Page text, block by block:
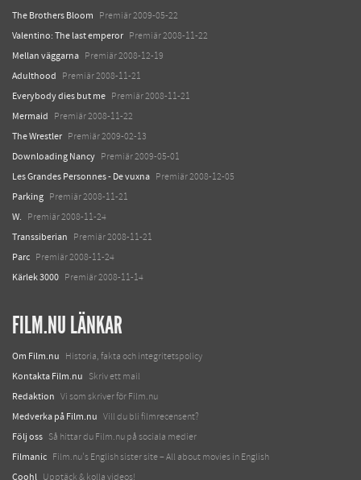
The Brothers Bloom Premiär 2009-05-22
Valentino: The last emperor Premiär 2008-11-22
Mellan väggarna Premiär 2008-12-19
Adulthood Premiär 2008-11-21
Everybody dies but me Premiär 2008-11-21
Mermaid Premiär 2008-11-22
The Wrestler Premiär 2009-02-13
Downloading Nancy Premiär 2009-05-01
Les Grandes Personnes - De vuxna Premiär 2008-12-05
Parking Premiär 2008-11-21
W. Premiär 2008-11-24
Transsiberian Premiär 2008-11-21
Parc Premiär 2008-11-24
Kärlek 3000 Premiär 2008-11-14
FILM.NU LÄNKAR
Om Film.nu Historia, fakta och integritetspolicy
Kontakta Film.nu Skriv ett mail
Redaktion Vi som skriver för Film.nu
Medverka på Film.nu Vill du bli filmrecensent?
Följ oss Så hittar du Film.nu på sociala medier
Filmanic Film.nu's English sister site – All about movies in English
Coohl Upptäck & kolla videos!